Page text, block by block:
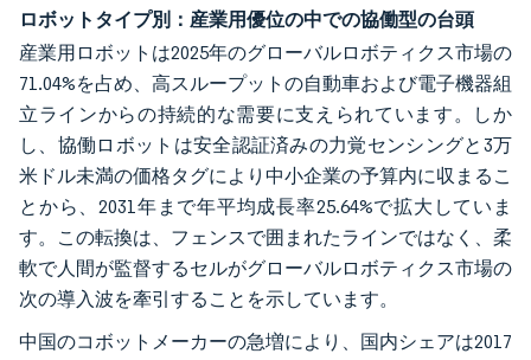
ロボットタイプ別：産業用優位の中での協働型の台頭
産業用ロボットは2025年のグローバルロボティクス市場の
71.04%を占め、高スループットの自動車および電子機器組
立ラインからの持続的な需要に支えられています。しか
し、協働ロボットは安全認証済みの力覚センシングと3万
米ドル未満の価格タグにより中小企業の予算内に収まるこ
とから、2031年まで年平均成長率25.64%で拡大していま
す。この転換は、フェンスで囲まれたラインではなく、柔
軟で人間が監督するセルがグローバルロボティクス市場の
次の導入波を牽引することを示しています。
中国のコボットメーカーの急増により、国内シェアは2017